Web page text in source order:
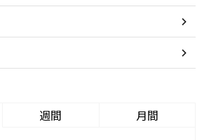
週間 月間